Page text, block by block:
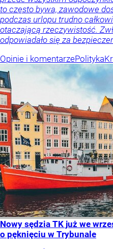
to często bywa, zawodowe
podczas urlopu trudno
otaczającą rzeczywistość.
odpowiadało się za
Opinie i komentarzePolityka
Nowy sędzia TK już we
o pęknięciu w Trybunale